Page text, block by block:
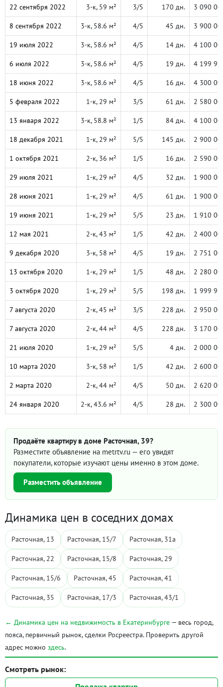
22 сентября 2022 3-к, 59 м² 3/5 170 дн. 3 090
8 сентября 2022 3-к, 58.6 м² 4/5 45 дн. 3 900
19 июля 2022 3-к, 58.6 м² 4/5 14 дн. 4 100
6 июля 2022 3-к, 58.6 м² 4/5 19 дн. 4 199
18 июня 2022 3-к, 58.6 м² 4/5 16 дн. 4 300
5 февраля 2022 1-к, 29 м² 3/5 61 дн. 2 580
13 января 2022 3-к, 58.8 м² 1/5 84 дн. 4 100
18 декабря 2021 1-к, 29 м² 5/5 145 дн. 2 900
1 октября 2021 2-к, 36 м² 1/5 16 дн. 2 590
29 июля 2021 1-к, 29 м² 4/5 32 дн. 1 900
28 июня 2021 1-к, 29 м² 4/5 61 дн. 1 900
19 июня 2021 1-к, 29 м² 5/5 23 дн. 1 910
12 мая 2021 2-к, 43 м² 1/5 42 дн. 2 400
9 декабря 2020 3-к, 58 м² 4/5 19 дн. 2 751
13 октября 2020 1-к, 29 м² 1/5 48 дн. 2 280
3 октября 2020 1-к, 29 м² 5/5 198 дн. 1 999
7 августа 2020 2-к, 45 м² 3/5 228 дн. 2 950
7 августа 2020 2-к, 44 м² 4/5 228 дн. 3 170
21 июля 2020 1-к, 29 м² 5/5 4 дн. 2 000
10 марта 2020 3-к, 58 м² 1/5 42 дн. 2 600
2 марта 2020 2-к, 44 м² 4/5 50 дн. 2 620
24 января 2020 2-к, 43.6 м² 4/5 28 дн. 2 300
Продаёте квартиру в доме Расточная, 39?
Разместите объявление на metrtv.ru — его увидят
покупатели, которые изучают цены именно в этом доме.
Разместить объявление
Динамика цен в соседних домах
Расточная, 13 Расточная, 15/7 Расточная, 31а
Расточная, 22 Расточная, 15/8 Расточная, 29
Расточная, 15/6 Расточная, 45 Расточная, 41
Расточная, 35 Расточная, 17/3 Расточная, 43/1
← Динамика цен на недвижимость в Екатеринбурге — весь город,
пояса, первичный рынок, сделки Росреестра. Проверить другой
адрес можно здесь.
Смотреть рынок: